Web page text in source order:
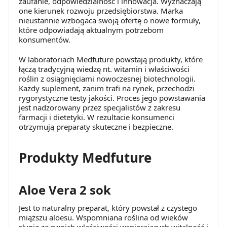
one kierunek rozwoju przedsiębiorstwa. Marka
nieustannie wzbogaca swoją ofertę o nowe formuły,
które odpowiadają aktualnym potrzebom
konsumentów.
W laboratoriach Medfuture powstają produkty, które
łączą tradycyjną wiedzę nt. witamin i właściwości
roślin z osiągnięciami nowoczesnej biotechnologii.
Każdy suplement, zanim trafi na rynek, przechodzi
rygorystyczne testy jakości. Proces jego powstawania
jest nadzorowany przez specjalistów z zakresu
farmacji i dietetyki. W rezultacie konsumenci
otrzymują preparaty skuteczne i bezpieczne.
Produkty Medfuture
Aloe Vera 2 sok
Jest to naturalny preparat, który powstał z czystego
miąższu aloesu. Wspomniana roślina od wieków